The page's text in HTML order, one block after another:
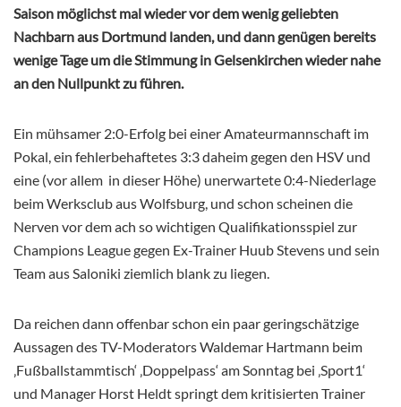
Saison möglichst mal wieder vor dem wenig geliebten
Nachbarn aus Dortmund landen, und dann genügen bereits
wenige Tage um die Stimmung in Gelsenkirchen wieder nahe
an den Nullpunkt zu führen.
Ein mühsamer 2:0-Erfolg bei einer Amateurmannschaft im
Pokal, ein fehlerbehaftetes 3:3 daheim gegen den HSV und
eine (vor allem in dieser Höhe) unerwartete 0:4-Niederlage
beim Werksclub aus Wolfsburg, und schon scheinen die
Nerven vor dem ach so wichtigen Qualifikationsspiel zur
Champions League gegen Ex-Trainer Huub Stevens und sein
Team aus Saloniki ziemlich blank zu liegen.
Da reichen dann offenbar schon ein paar geringschätzige
Aussagen des TV-Moderators Waldemar Hartmann beim
‚Fußballstammtisch‘ ‚Doppelpass‘ am Sonntag bei ‚Sport1‘
und Manager Horst Heldt springt dem kritisierten Trainer